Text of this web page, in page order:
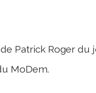
de Patrick Roger du
MoDem.